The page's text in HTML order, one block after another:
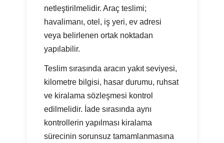
netleştirilmelidir. Araç teslimi;
havalimanı, otel, iş yeri, ev adresi
veya belirlenen ortak noktadan
yapılabilir.
Teslim sırasında aracın yakıt seviyesi,
kilometre bilgisi, hasar durumu, ruhsat
ve kiralama sözleşmesi kontrol
edilmelidir. İade sırasında aynı
kontrollerin yapılması kiralama
sürecinin sorunsuz tamamlanmasına